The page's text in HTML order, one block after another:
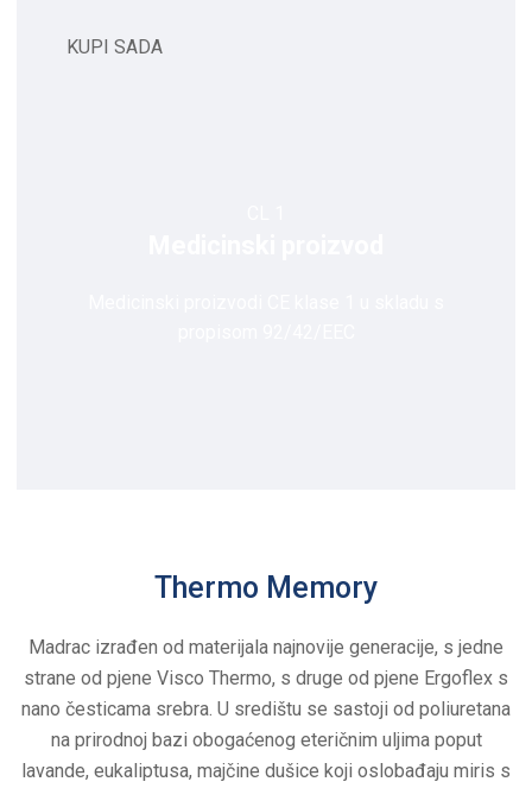
KUPI SADA
Thermo Memory
Madrac izrađen od materijala najnovije generacije, s jedne
strane od pjene Visco Thermo, s druge od pjene Ergoflex s
nano česticama srebra. U središtu se sastoji od poliuretana
na prirodnoj bazi obogaćenog eteričnim uljima poput
lavande, eukaliptusa, majčine dušice koji oslobađaju miris s